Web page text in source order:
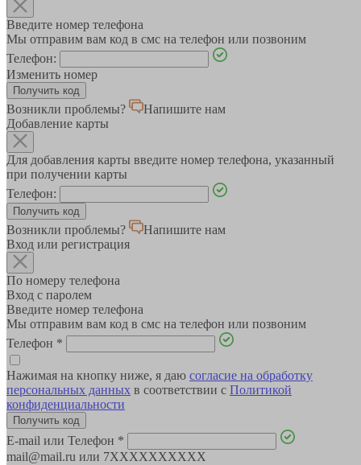
Введите номер телефона
Мы отправим вам код в смс на телефон или позвоним
Телефон:
Изменить номер
Возникли проблемы?
Напишите нам
Добавление карты
Для добавления карты введите номер телефона, указанный
при получении карты
Телефон:
Возникли проблемы?
Напишите нам
Вход или регистрация
По номеру телефона
Вход с паролем
Введите номер телефона
Мы отправим вам код в смс на телефон или позвоним
Телефон *
Нажимая на кнопку ниже, я даю согласие на обработку
персональных данных в соответствии с Политикой
конфиденциальности
E-mail или Телефон *
mail@mail.ru или 7XXXXXXXXXX